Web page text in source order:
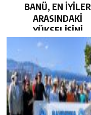
BANÜ, EN İYİLER
ARASINDAKİ
YÜKSELİŞİNİ
SÜRDÜRDÜ…